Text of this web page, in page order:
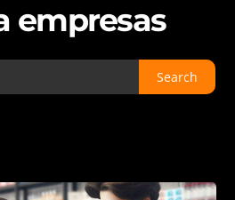
empresas